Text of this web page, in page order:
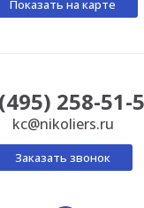
Показать на карте
258-51-
kc@nikoliers.ru
Заказать звонок